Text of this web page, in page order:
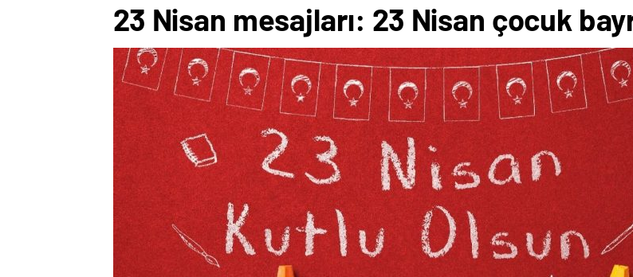
23 Nisan mesajları: 23 Nisan çocuk